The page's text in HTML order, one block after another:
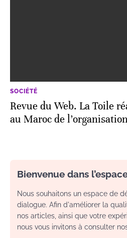
SOCIÉTÉ
Revue du Web. La Toile
au Maroc de
Bienvenue dans
Nous souhaitons un espace de
dialogue. Afin d'améliorer la
nos articles, ainsi que votre
nous vous invitons à consulter